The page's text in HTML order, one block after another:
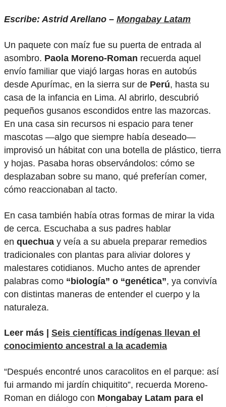
Escribe: Astrid Arellano – Mongabay Latam
Un paquete con maíz fue su puerta de entrada al
asombro. Paola Moreno-Roman recuerda aquel
envío familiar que viajó largas horas en autobús
desde Apurímac, en la sierra sur de Perú, hasta su
casa de la infancia en Lima. Al abrirlo, descubrió
pequeños gusanos escondidos entre las mazorcas.
En una casa sin recursos ni espacio para tener
mascotas —algo que siempre había deseado—
improvisó un hábitat con una botella de plástico, tierra
y hojas. Pasaba horas observándolos: cómo se
desplazaban sobre su mano, qué preferían comer,
cómo reaccionaban al tacto.
En casa también había otras formas de mirar la vida
de cerca. Escuchaba a sus padres hablar
en quechua y veía a su abuela preparar remedios
tradicionales con plantas para aliviar dolores y
malestares cotidianos. Mucho antes de aprender
palabras como “biología” o “genética”, ya convivía
con distintas maneras de entender el cuerpo y la
naturaleza.
Leer más | Seis científicas indígenas llevan el
conocimiento ancestral a la academia
“Después encontré unos caracolitos en el parque: así
fui armando mi jardín chiquitito”, recuerda Moreno-
Roman en diálogo con Mongabay Latam para el